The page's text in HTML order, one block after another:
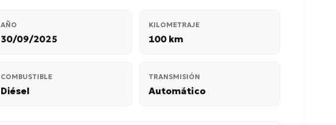
AÑO
30/09/2025
KILOMETRAJE
100 km
COMBUSTIBLE
Diésel
TRANSMISIÓN
Automático